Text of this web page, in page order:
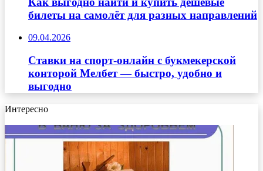
билеты на самолёт для разных направлений
09.04.2026
Ставки на спорт-онлайн с букмекерской
конторой Мелбет — быстро, удобно и
выгодно
Интересно